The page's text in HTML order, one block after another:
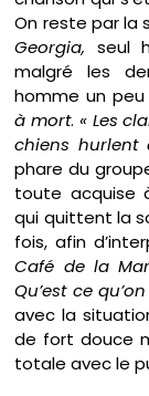
On reste par la
Georgia, seul
malgré les
homme un
à mort. « Les
chiens
phare du
toute acquise
qui quittent la
fois, afin
Café de la
Qu’est ce
avec la
de fort douce
totale avec le